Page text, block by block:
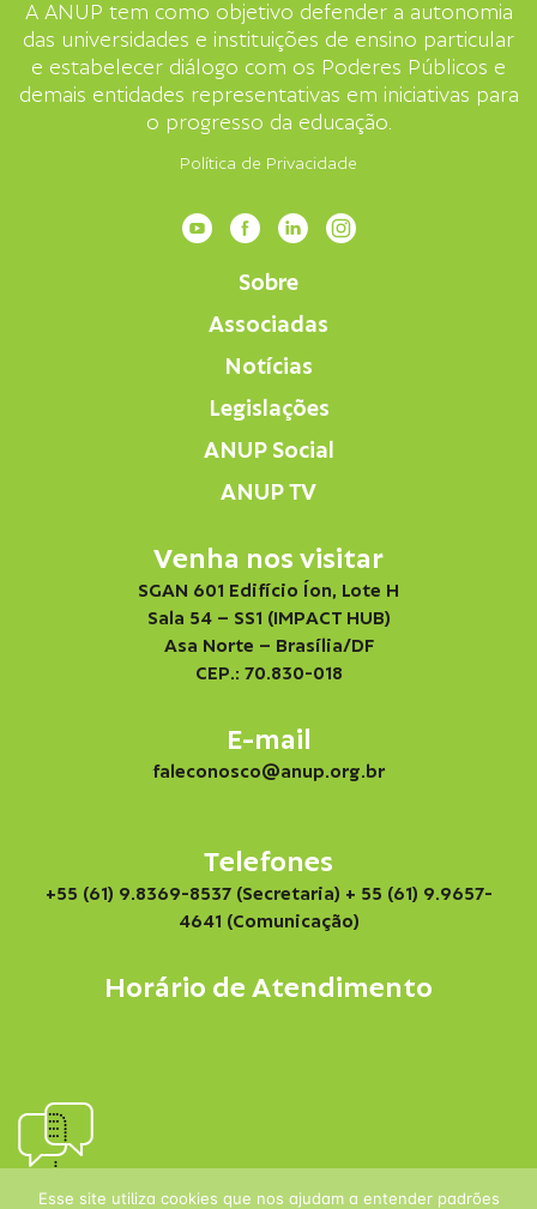
A ANUP tem como objetivo defender a autonomia
das universidades e instituições de ensino particular
e estabelecer diálogo com os Poderes Públicos e
demais entidades representativas em iniciativas para
o progresso da educação.
Política de Privacidade
Sobre
Associadas
Notícias
Legislações
ANUP Social
ANUP TV
Venha nos visitar
SGAN 601 Edifício Íon, Lote H
Sala 54 – SS1 (IMPACT HUB)
Asa Norte – Brasília/DF
CEP.: 70.830-018
E-mail
faleconosco@anup.org.br
Telefones
+55 (61) 9.8369-8537 (Secretaria) + 55 (61) 9.9657-
4641 (Comunicação)
Horário de Atendimento
Esse site utiliza cookies que nos ajudam a entender padrões